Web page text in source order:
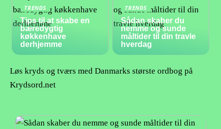
TRENDS
Tips til at skabe en
bæredygtig
køkkenhave
derhjemme
TRENDS
Sådan skaber du
nemme og sunde
måltider til din travle
hverdag
Løs kryds og tværs med Danmarks største ordbog på
Krydsord.net